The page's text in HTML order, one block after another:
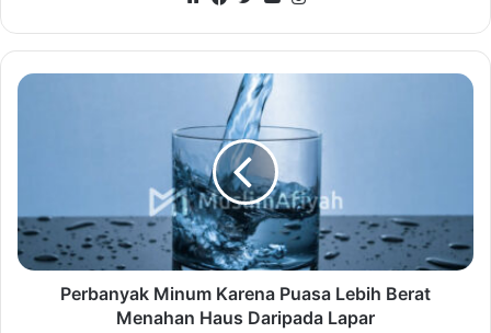
Perbanyak Minum Karena Puasa Lebih Berat
Menahan Haus Daripada Lapar